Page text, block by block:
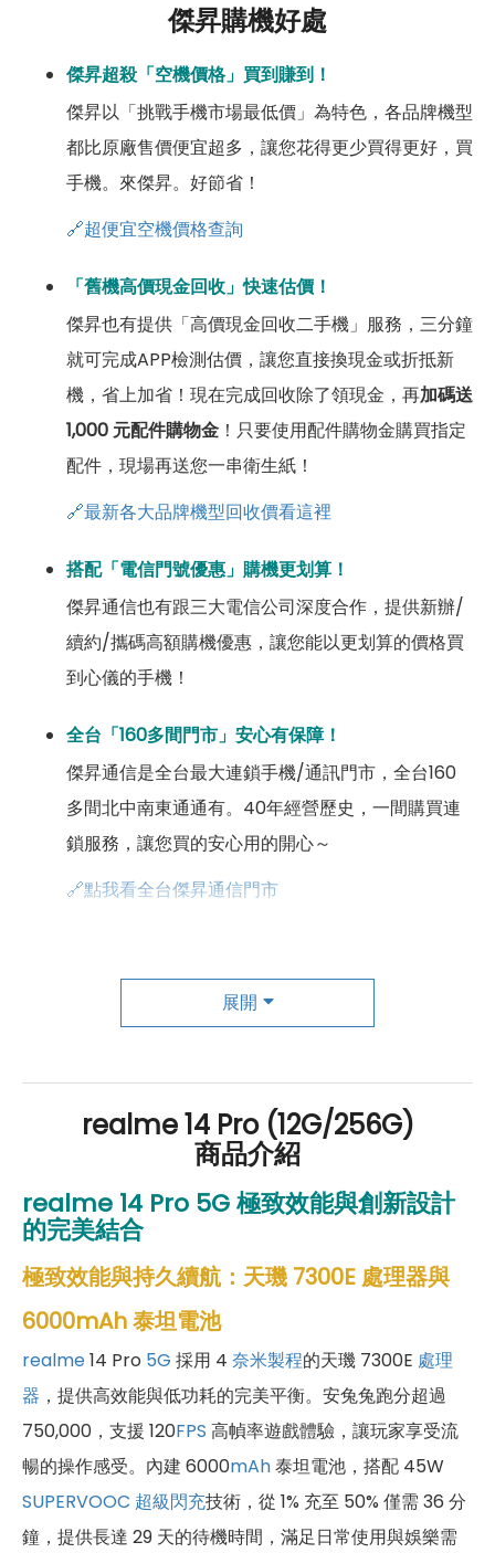
傑昇購機好處
傑昇超殺「空機價格」買到賺到！
傑昇以「挑戰手機市場最低價」為特色，各品牌機型
都比原廠售價便宜超多，讓您花得更少買得更好，買
手機。來傑昇。好節省！
🔗超便宜空機價格查詢
「舊機高價現金回收」快速估價！
傑昇也有提供「高價現金回收二手機」服務，三分鐘
就可完成APP檢測估價，讓您直接換現金或折抵新
機，省上加省！現在完成回收除了領現金，再加碼送
1,000 元配件購物金 ！只要使用配件購物金購買指定
配件，現場再送您一串衛生紙！
🔗最新各大品牌機型回收價看這裡
搭配「電信門號優惠」購機更划算！
傑昇通信也有跟三大電信公司深度合作，提供新辦/
續約/攜碼高額購機優惠，讓您能以更划算的價格買
到心儀的手機！
全台「160多間門市」安心有保障！
傑昇通信是全台最大連鎖手機/通訊門市，全台160
多間北中南東通通有。40年經營歷史，一間購買連
鎖服務，讓您買的安心用的開心～
🔗點我看全台傑昇通信門市
傑昇尊榮會員除了可以「消費集點兌換商品」，每半
年還有「200元配件購物金」，每年再送「VIP生日
展開
realme 14 Pro (12G/256G)
商品介紹
realme 14 Pro 5G 極致效能與創新設計
的完美結合
極致效能與持久續航：天璣 7300E 處理器與
6000mAh 泰坦電池
realme14 Pro 5G 採用 4 奈米製程的天璣 7300E 處理
器 ，提供高效能與低功耗的完美平衡。安兔兔跑分超過
750,000，支援 120FPS 高幀率遊戲體驗，讓玩家享受流
暢的操作感受。內建 6000mAh泰坦電池，搭配 45W
SUPERVOOC 超級閃充技術，從 1% 充至 50% 僅需 36 分
鐘，提供長達 29 天的待機時間，滿足日常使用與娛樂需